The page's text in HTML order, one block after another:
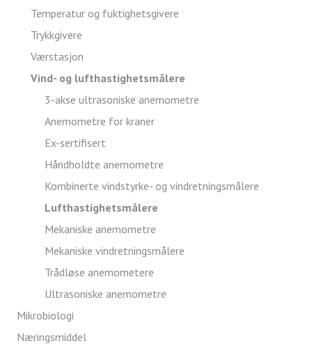
Temperatur og fuktighetsgivere
Trykkgivere
Værstasjon
Vind- og lufthastighetsmålere
3-akse ultrasoniske anemometre
Anemometre for kraner
Ex-sertifisert
Håndholdte anemometre
Kombinerte vindstyrke- og vindretningsmålere
Lufthastighetsmålere
Mekaniske anemometre
Mekaniske vindretningsmålere
Trådløse anemometere
Ultrasoniske anemometre
Mikrobiologi
Næringsmiddel